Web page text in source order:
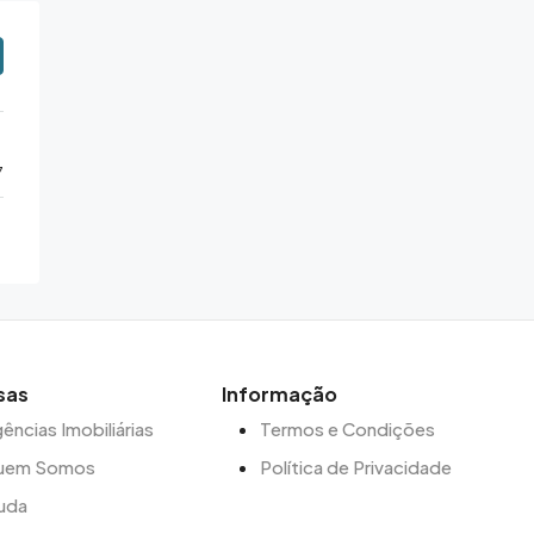
Imobiliárias
Somos
Informação
Termos e Condições
Política de Privacidade